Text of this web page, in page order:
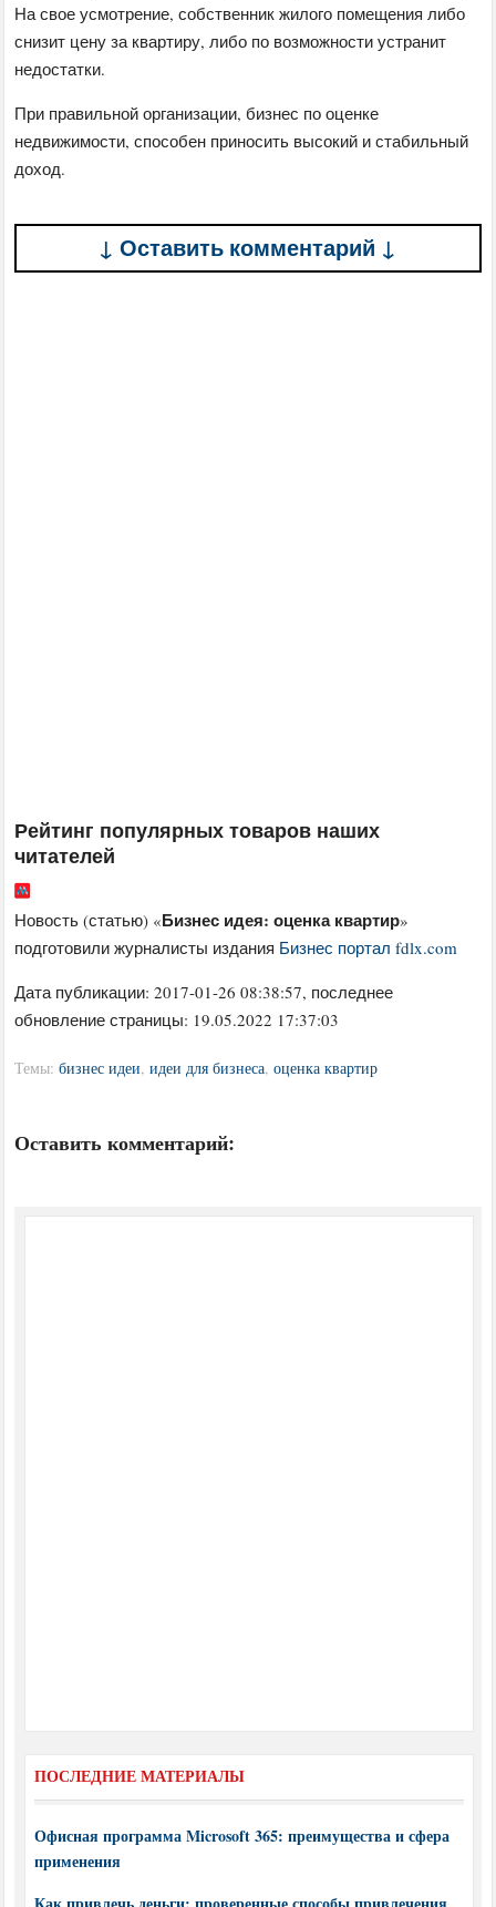
На свое усмотрение, собственник жилого помещения либо
снизит цену за квартиру, либо по возможности устранит
недостатки.
При правильной организации, бизнес по оценке
недвижимости, способен приносить высокий и стабильный
доход.
↓ Оставить комментарий ↓
Рейтинг популярных товаров наших
читателей
Новость (статью) «Бизнес идея: оценка квартир»
подготовили журналисты издания Бизнес портал fdlx.com
Дата публикации:2017-01-26 08:38:57, последнее
обновление страницы: 19.05.2022 17:37:03
Темы:бизнес идеи,идеи для бизнеса,оценка квартир
Оставить комментарий:
ПОСЛЕДНИЕ МАТЕРИАЛЫ
Офисная программа Microsoft 365: преимущества и сфера
применения